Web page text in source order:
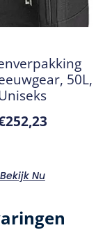
50L,
252,23
Bekijk Nu